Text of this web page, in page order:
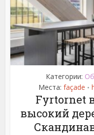
Категории:
Места: façade •
Fyrtornet
высокий